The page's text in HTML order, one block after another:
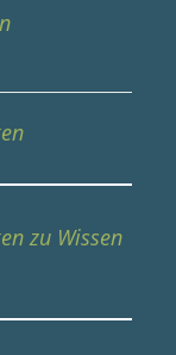
zu Wissen